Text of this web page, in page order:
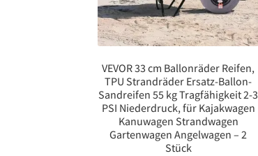
VEVOR 33 cm Ballonräder Reifen,
TPU Strandräder Ersatz-Ballon-
Sandreifen 55 kg Tragfähigkeit 2-3
PSI Niederdruck, für Kajakwagen
Kanuwagen Strandwagen
Gartenwagen Angelwagen – 2
Stück